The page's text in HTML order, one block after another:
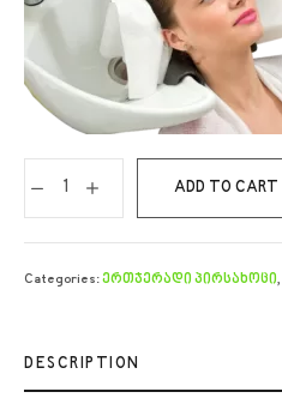
ADD TO CART
Categories:ერთჯერადი პირსახოცი,
DESCRIPTION